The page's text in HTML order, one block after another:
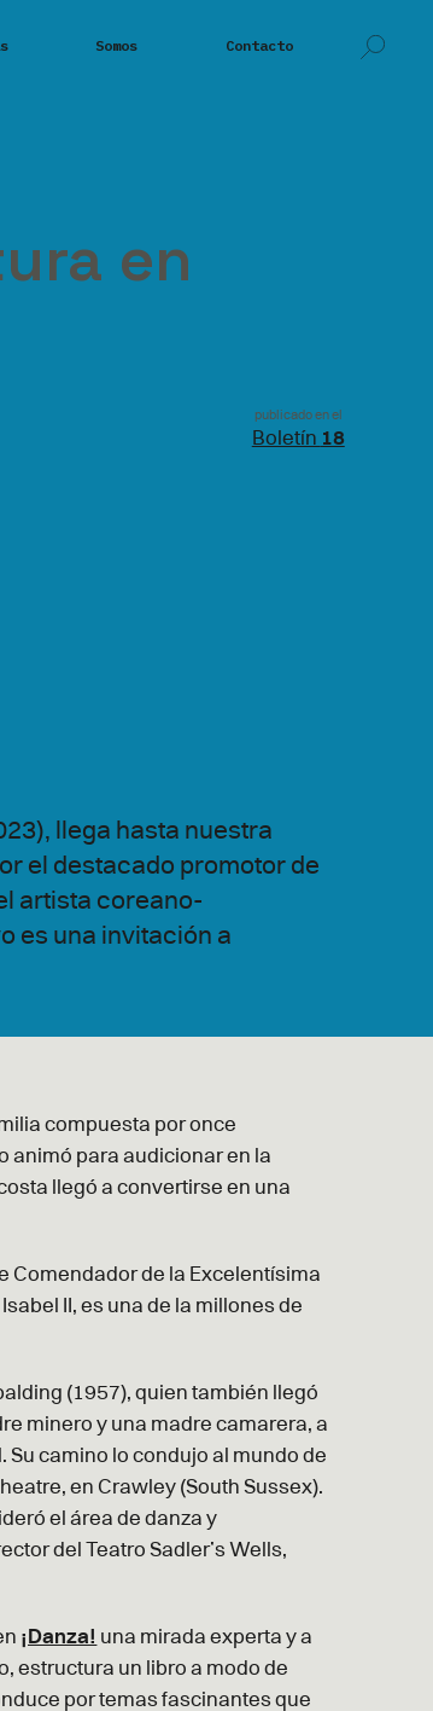
Somos Contacto
en
publicado en el
Boletín 18
llega hasta nuestra
el destacado promotor de
artista coreano-
es una invitación a
compuesta por once
animó para audicionar en la
llegó a convertirse en una
Comendador de la Excelentísima
II, es una de la millones de
(1957), quien también llegó
minero y una madre camarera, a
Su camino lo condujo al mundo de
en Crawley (South Sussex).
el área de danza y
del Teatro Sadler’s Wells,
¡Danza! una mirada experta y a
estructura un libro a modo de
por temas fascinantes que